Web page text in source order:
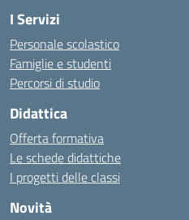
I Servizi
Personale scolastico
Famiglie e studenti
Percorsi di studio
Didattica
Offerta formativa
Le schede didattiche
I progetti delle classi
Novità